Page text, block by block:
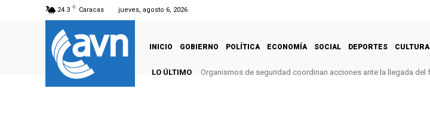
24.3 C Caracas jueves, agosto 6, 2026
INICIO GOBIERNO POLÍTICA ECONOMÍA SOCIAL DEPORTES CULTURA
LO ÚLTIMO Organismos de seguridad coordinan acciones ante la llegada del